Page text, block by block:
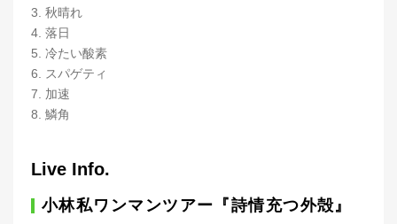
3. 秋晴れ
4. 落日
5. 冷たい酸素
6. スパゲティ
7. 加速
8. 鱗角
Live Info.
小林私ワンマンツアー『詩情充つ外殻』